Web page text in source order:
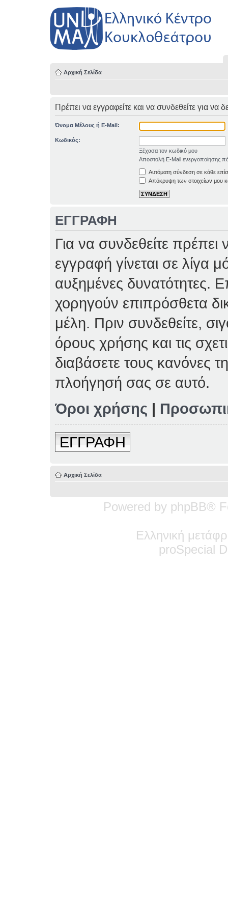
Αρχική Σελίδα
Πρέπει να εγγραφείτε και να συνδεθείτε για να
Όνομα Μέλους ή E-Mail:
Κωδικός:
Ξέχασα τον κωδικό μου
Αποστολή E-Mail ενεργοποίησης
Αυτόματη σύνδεση σε κάθε
Απόκρυψη των στοιχείων μου
ΕΓΓΡΑΦΗ
Για να συνδεθείτε
εγγραφή γίνεται σε λίγα
αυξημένες δυνατότητες.
χορηγούν επιπρόσθετα
μέλη. Πριν συνδεθείτε,
όρους χρήσης και τις
διαβάσετε τους κανόνες
πλοήγησή σας σε αυτό.
Όροι χρήσης |
ΕΓΓΡΑΦΗ
Αρχική Σελίδα
Powered by phpBB®
Ελληνική
proSpecial